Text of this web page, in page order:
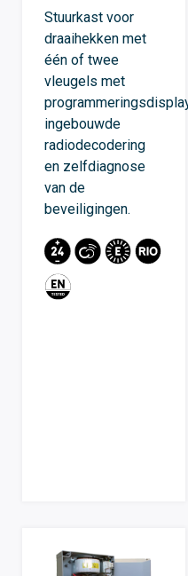
Stuurkast voor
draaihekken met
één of twee
vleugels met
ingebouwde
radiodecodering
en zelfdiagnose
van de
beveiligingen.